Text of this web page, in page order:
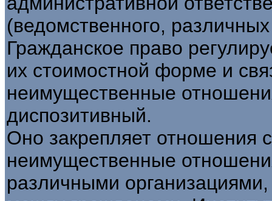
(ведомственного,
Гражданское право
их стоимостной форме и
неимущественные
диспозитивный.
Оно закрепляет отношения
неимущественные
различными